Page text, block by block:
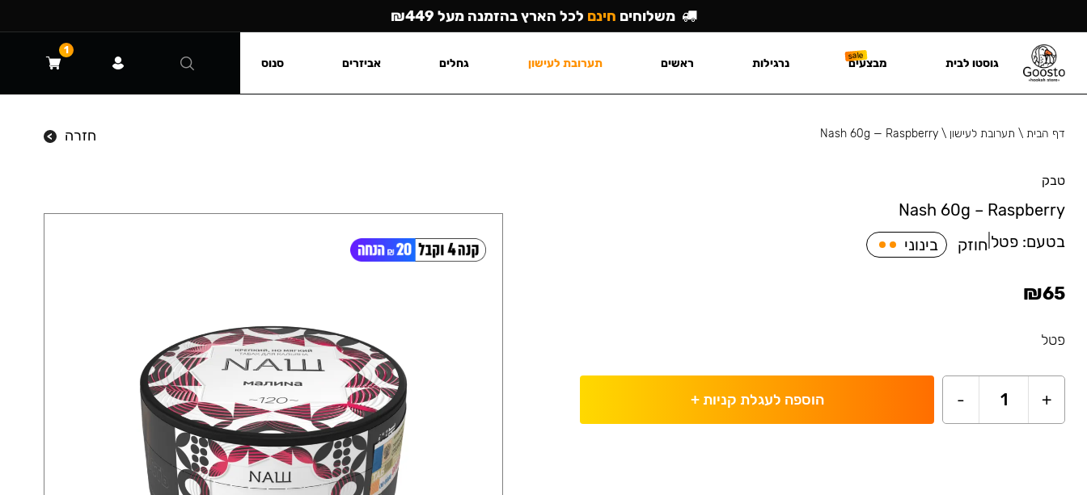
דף הבית\ תערובת לעישון \
Nash 60g — Raspberry חזרה
טבק
Nash 60g – Raspberry
בטעם: פטל חוזק בינוני
₪65
פטל
+
1
- הוספה לעגלת קניות+
משלוחים חינם לכל הארץ בהזמנה מעל ₪449
גוסטו לבית מבצעים נרגילות ראשים תערובת לעישון גחלים אביזרים סנוס
1